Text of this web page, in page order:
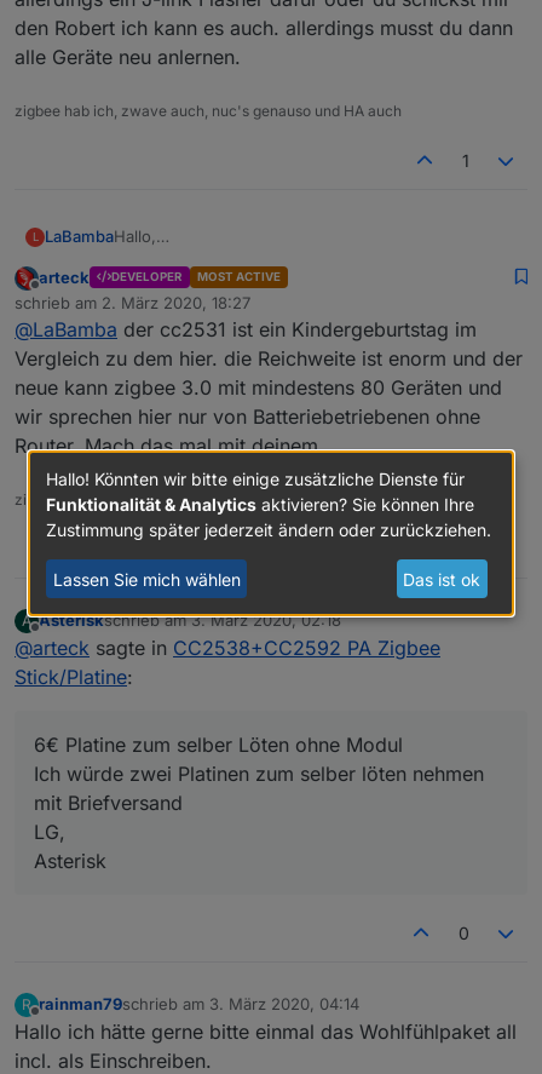
den Robert ich kann es auch. allerdings musst du dann
alle Geräte neu anlernen.
zigbee hab ich, zwave auch, nuc's genauso und HA auch
1
L LaBambaHallo,
Ich verwende noch den CC2531. Was ist dein
Problem damit?
Was kann der Stick besser als der CC2531 und
vorallem wie ist die Reichweite?
Offline
arteck DEVELOPER MOST ACTIVE
schrieb am 2. März 2020, 18:27
zuletzt editiert von
@LaBamba der cc2531 ist ein Kindergeburtstag im
Vergleich zu dem hier. die Reichweite ist enorm und der
neue kann zigbee 3.0 mit mindestens 80 Geräten und
wir sprechen hier nur von Batteriebetriebenen ohne
Router. Mach das mal mit deinem
zigbee hab ich, zwave auch, nuc's genauso und HA auch
A
Offline
Asteriskschrieb am3. März 2020, 02:18
zuletzt editiert von
@arteck sagte in CC2538+CC2592 PA Zigbee
Stick/Platine:
6€ Platine zum selber Löten ohne Modul
Ich würde zwei Platinen zum selber löten nehmen
mit Briefversand
LG,
Asterisk
0
R
Offline
rainman79schrieb am 3. März 2020, 04:14
zuletzt editiert von
Hallo ich hätte gerne bitte einmal das Wohlfühlpaket all
incl. als Einschreiben.
Hallo! Könnten wir bitte einige zusätzliche Dienste für
Funktionalität & Analytics aktivieren? Sie können Ihre
Zustimmung später jederzeit ändern oder zurückziehen.
Lassen Sie mich wählen Das ist ok